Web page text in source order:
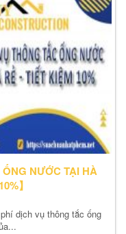
NƯỚC TẠI HÀ
】
dịch vụ thông tắc ống